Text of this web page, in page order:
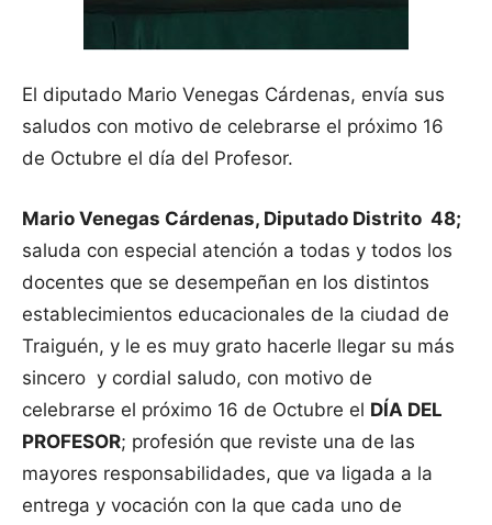
El diputado Mario Venegas Cárdenas, envía sus
saludos con motivo de celebrarse el próximo 16
de Octubre el día del Profesor.
Mario Venegas Cárdenas, Diputado Distrito 48;
saluda con especial atención a todas y todos los
docentes que se desempeñan en los distintos
establecimientos educacionales de la ciudad de
Traiguén, y le es muy grato hacerle llegar su más
sincero y cordial saludo, con motivo de
celebrarse el próximo 16 de Octubre el DÍA DEL
PROFESOR; profesión que reviste una de las
mayores responsabilidades, que va ligada a la
entrega y vocación con la que cada uno de